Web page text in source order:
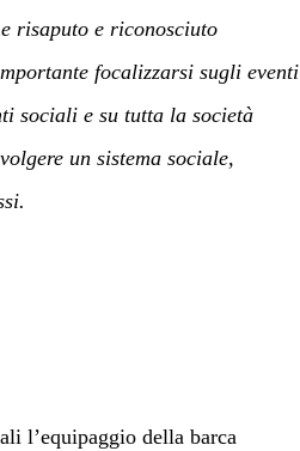
risaputo e riconosciuto
focalizzarsi sugli eventi
sociali e su tutta la società
un sistema sociale,
l’equipaggio della barca